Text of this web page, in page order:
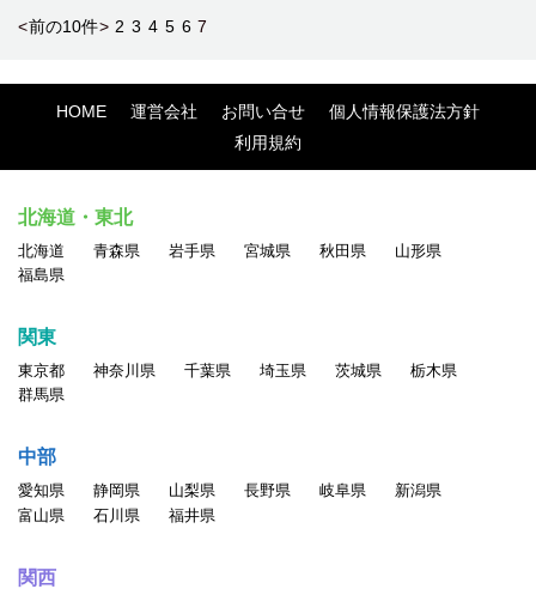
<前の10件> 2 3 4 5 6 7
HOME 運営会社 お問い合せ
個人情報保護法方針
利用規約
北海道・東北
北海道 青森県 岩手県 宮城県 秋田県
山形県
福島県
関東
東京都 神奈川県 千葉県 埼玉県 茨城県
栃木県
群馬県
中部
愛知県 静岡県 山梨県 長野県 岐阜県
新潟県
富山県
石川県 福井県
関西